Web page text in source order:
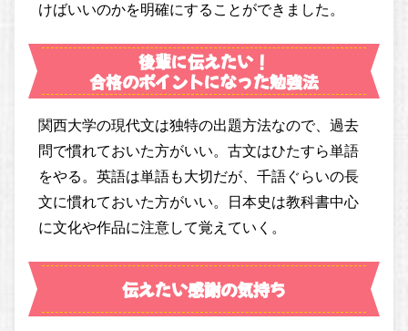
けばいいのかを明確にすることができました。
後輩に伝えたい！
合格のポイントになった勉強法
関西大学の現代文は独特の出題方法なので、過去
問で慣れておいた方がいい。古文はひたすら単語
をやる。英語は単語も大切だが、千語ぐらいの長
文に慣れておいた方がいい。日本史は教科書中心
に文化や作品に注意して覚えていく。
伝えたい感謝の気持ち